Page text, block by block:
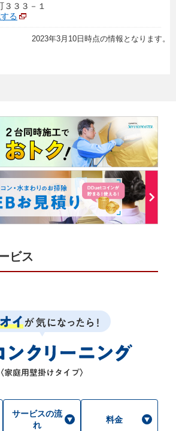
３３－１
る
2023年3月10日時点の情報となります。
ビス
サービスの流
れ
料金